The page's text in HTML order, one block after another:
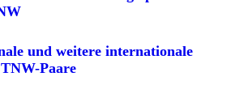
und weitere internationale
Paare